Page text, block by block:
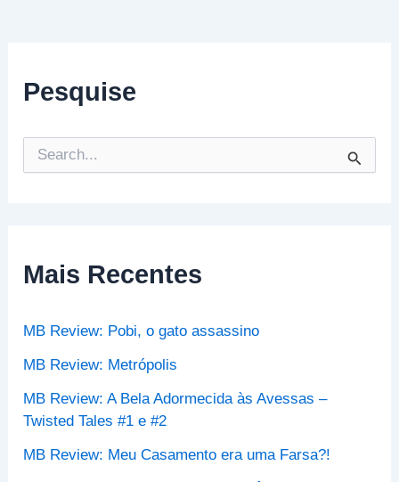
Pesquise
e
s
a
o
:
Mais Recentes
MB Review: Pobi, o gato assassino
MB Review: Metrópolis
MB Review: A Bela Adormecida às Avessas –
Twisted Tales #1 e #2
MB Review: Meu Casamento era uma Farsa?!